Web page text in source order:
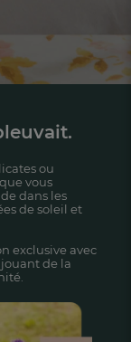
ou
vous
dans les
de soleil et
exclusive avec
de la